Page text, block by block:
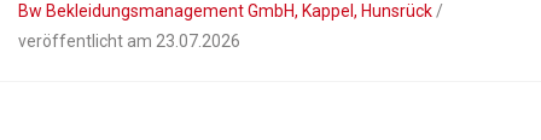
Bw Bekleidungsmanagement GmbH, Kappel, Hunsrück /
veröffentlicht am 23.07.2026